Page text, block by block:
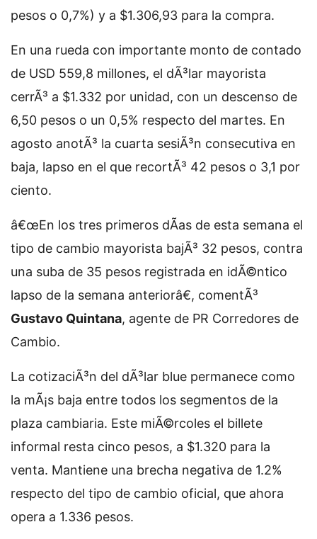
pesos o 0,7%) y a $1.306,93 para la compra.
En una rueda con importante monto de contado
de USD 559,8 millones, el dÃ³lar mayorista
cerrÃ³ a $1.332 por unidad, con un descenso de
6,50 pesos o un 0,5% respecto del martes. En
agosto anotÃ³ la cuarta sesiÃ³n consecutiva en
baja, lapso en el que recortÃ³ 42 pesos o 3,1 por
ciento.
â€œEn los tres primeros dÃ­as de esta semana el
tipo de cambio mayorista bajÃ³ 32 pesos, contra
una suba de 35 pesos registrada en idÃ©ntico
lapso de la semana anteriorâ€, comentÃ³
Gustavo Quintana, agente de PR Corredores de
Cambio.
La cotizaciÃ³n del dÃ³lar blue permanece como
la mÃ¡s baja entre todos los segmentos de la
plaza cambiaria. Este miÃ©rcoles el billete
informal resta cinco pesos, a $1.320 para la
venta. Mantiene una brecha negativa de 1.2%
respecto del tipo de cambio oficial, que ahora
opera a 1.336 pesos.